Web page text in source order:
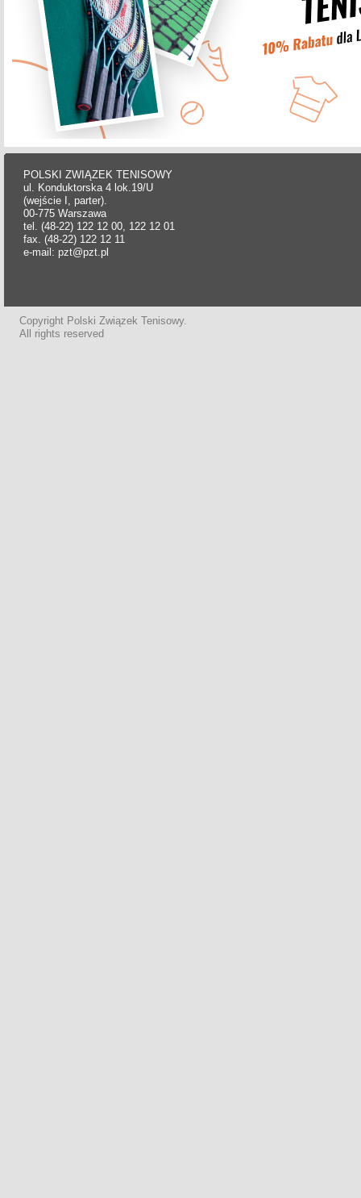
POLSKI ZWIĄZEK TENISOWY
ul. Konduktorska 4 lok.19/U
(wejście I, parter).
00-775 Warszawa
tel. (48-22) 122 12 00, 122 12 01
fax. (48-22) 122 12 11
e-mail: pzt@pzt.pl
Copyright Polski Związek Tenisowy.
All rights reserved